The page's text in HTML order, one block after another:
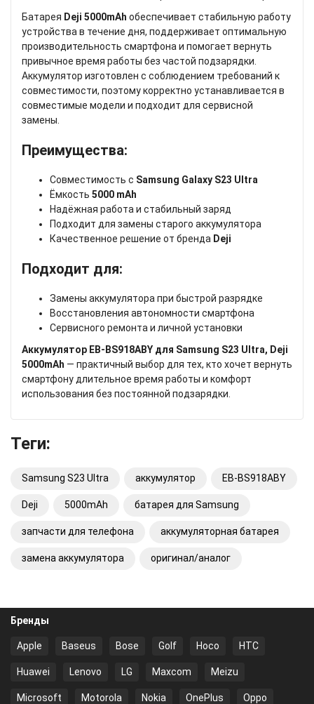
Батарея Deji 5000mAh обеспечивает стабильную работу
устройства в течение дня, поддерживает оптимальную
производительность смартфона и помогает вернуть
привычное время работы без частой подзарядки.
Аккумулятор изготовлен с соблюдением требований к
совместимости, поэтому корректно устанавливается в
совместимые модели и подходит для сервисной
замены.
Преимущества:
Совместимость с Samsung Galaxy S23 Ultra
Ёмкость 5000 mAh
Надёжная работа и стабильный заряд
Подходит для замены старого аккумулятора
Качественное решение от бренда Deji
Подходит для:
Замены аккумулятора при быстрой разрядке
Восстановления автономности смартфона
Сервисного ремонта и личной установки
Аккумулятор EB-BS918ABY для Samsung S23 Ultra, Deji
5000mAh — практичный выбор для тех, кто хочет вернуть
смартфону длительное время работы и комфорт
использования без постоянной подзарядки.
Теги:
Samsung S23 Ultra аккумулятор EB-BS918ABY
Deji 5000mAh батарея для Samsung
запчасти для телефона аккумуляторная батарея
замена аккумулятора оригинал/аналог
Бренды
Apple Baseus Bose Golf Hoco HTC
Huawei Lenovo LG Maxcom Meizu
Microsoft Motorola Nokia OnePlus Oppo